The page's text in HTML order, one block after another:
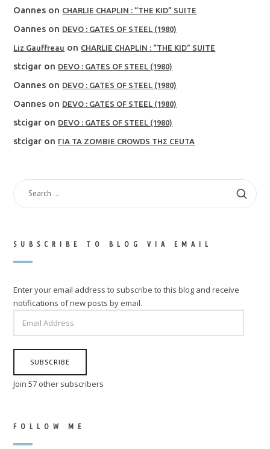
Oannes on CHARLIE CHAPLIN : “THE KID” SUITE
Oannes on DEVO : GATES OF STEEL (1980)
Liz Gauffreau on CHARLIE CHAPLIN : “THE KID” SUITE
stcigar on DEVO : GATES OF STEEL (1980)
Oannes on DEVO : GATES OF STEEL (1980)
Oannes on DEVO : GATES OF STEEL (1980)
stcigar on DEVO : GATES OF STEEL (1980)
stcigar on ΓΙΑ ΤΑ ZOMBIE CROWDS ΤΗΣ CEUTA
SEARCH
FOR:
SUBSCRIBE TO BLOG VIA EMAIL
Enter your email address to subscribe to this blog and receive
notifications of new posts by email.
ADDRESS
SUBSCRIBE
Join 57 other subscribers
FOLLOW ME